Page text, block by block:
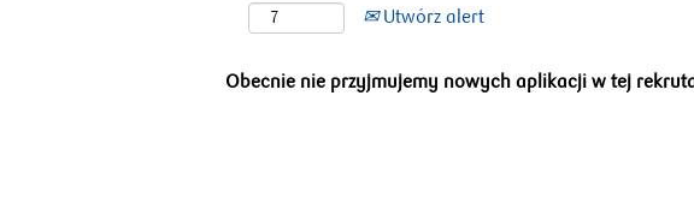
Utwórz alert
Obecnie nie przyjmujemy nowych aplikacji w tej